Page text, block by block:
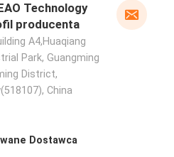
Technology
producenta
A4,Huaqiang
Park, Guangming
District,
China
Dostawca